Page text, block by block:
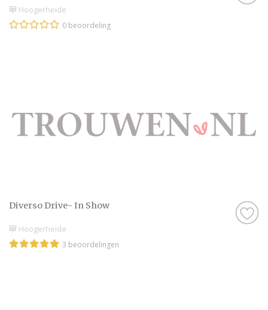
Hoogerheide
0 beoordeling
Diverso Drive- In Show
Hoogerheide
3 beoordelingen